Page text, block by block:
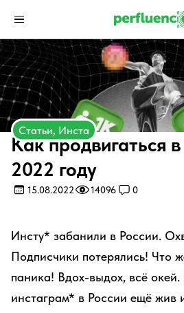
Статьи, Инста
​Как продвигаться
2022 году
15.08.2022 14096 0
Инсту* забанили в России.
Подписчики потерялись! Что
паника! Вдох-выдох, всё
инстаграм* в России ещё жив